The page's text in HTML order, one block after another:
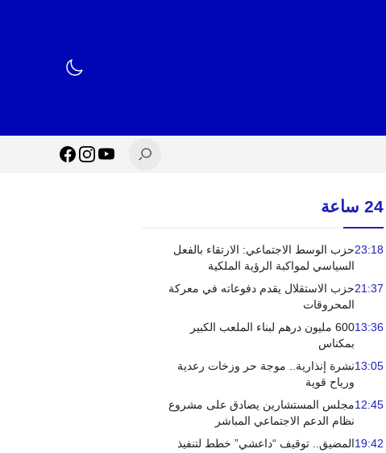
24 ساعة
23:18حزب الوسط الاجتماعي: الارتقاء بالفعل
السياسي لمواكبة الرؤية الملكية
21:37حزب الاستقلال يقدم دفوعاته في معركة
المحروقات
13:36
600 مليون درهم لبناء الملعب الكبير
بمكناس
13:05نشرة إنذارية.. موجة حر وزخات رعدية
ورياح قوية
12:45مجلس المستشارين يصادق على مشروع
نظام الدعم الاجتماعي المباشر
19:42المضيق.. توقيف “داعشي” خطط لتنفيذ